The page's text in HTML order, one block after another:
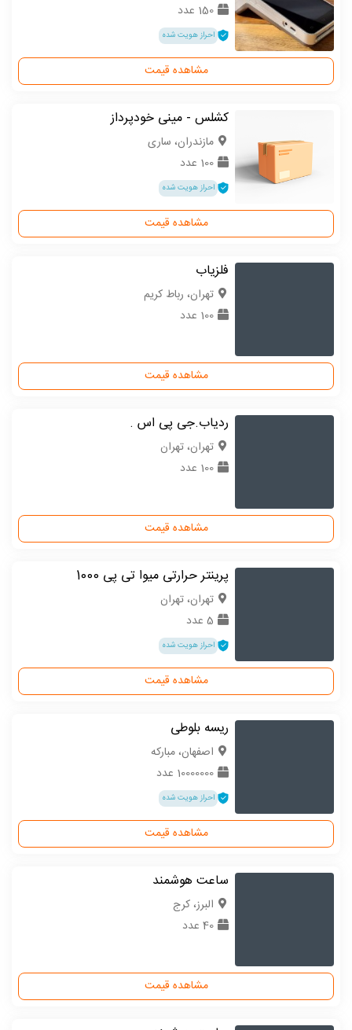
150 عدد
احراز هویت شده
مشاهده قیمت
کشلس - مینی خودپرداز
مازندران، ساری
100 عدد
احراز هویت شده
مشاهده قیمت
فلزیاب
تهران، رباط کریم
100 عدد
مشاهده قیمت
ردیاب.جی پی اس .
تهران، تهران
100 عدد
مشاهده قیمت
پرینتر حرارتی میوا تی پی 1000
تهران، تهران
5 عدد
احراز هویت شده
مشاهده قیمت
ریسه بلوطی
اصفهان، مبارکه
10000000 عدد
احراز هویت شده
مشاهده قیمت
ساعت هوشمند
البرز، کرج
40 عدد
مشاهده قیمت